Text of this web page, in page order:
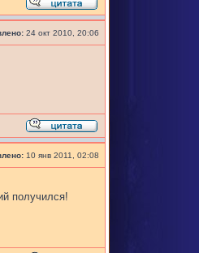
24 окт 2010, 20:06
10 янв 2011, 02:08
получился!